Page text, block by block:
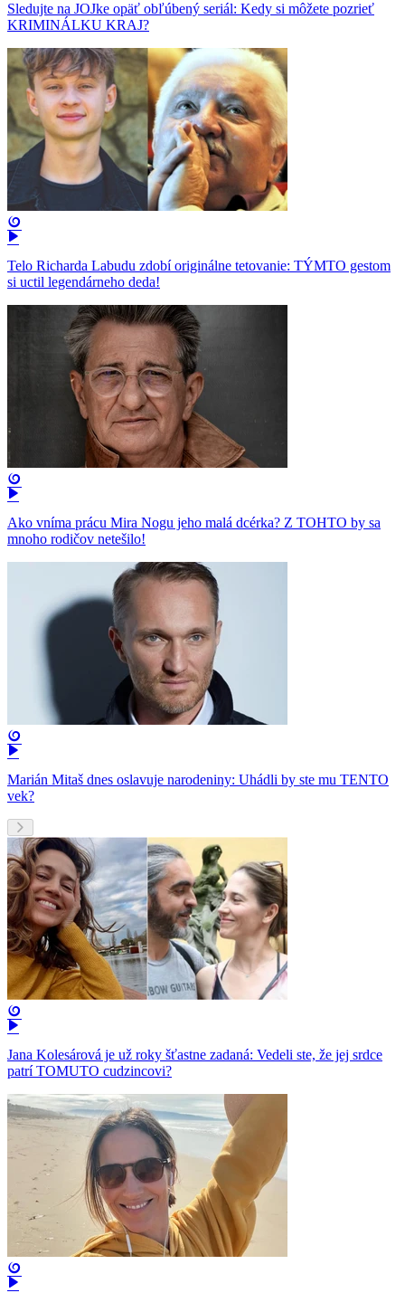
Sledujte na JOJke opäť obľúbený seriál: Kedy si môžete pozrieť
KRIMINÁLKU KRAJ?
Telo Richarda Labudu zdobí originálne tetovanie: TÝMTO gestom
si uctil legendárneho deda!
Ako vníma prácu Mira Nogu jeho malá dcérka? Z TOHTO by sa
mnoho rodičov netešilo!
Marián Mitaš dnes oslavuje narodeniny: Uhádli by ste mu TENTO
vek?
Jana Kolesárová je už roky šťastne zadaná: Vedeli ste, že jej srdce
patrí TOMUTO cudzincovi?